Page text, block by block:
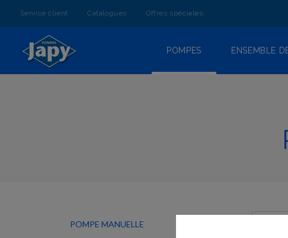
AU
Service client Catalogues Offres spéciales
POMPES ENSEMBLE
POMPE MANUELLE